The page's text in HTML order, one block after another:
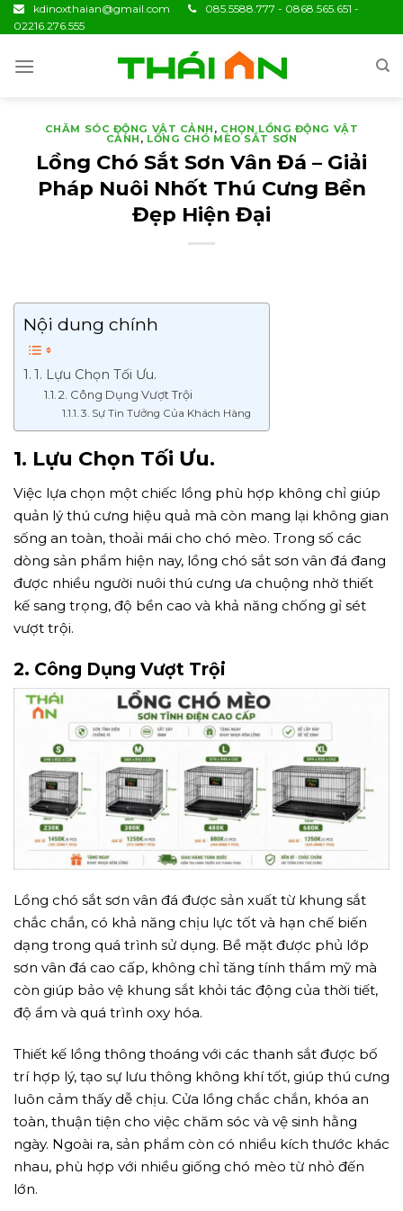
Skip
to
kdinoxthaian@gmail.com
085.5588.777 - 0868.565.651 -
02216.276.555
CHĂM SÓC ĐỘNG VẬT CẢNH , CHỌN LỒNG ĐỘNG VẬT
CẢNH , LỒNG CHÓ MÈO SẮT SƠN
Lồng Chó Sắt Sơn Vân Đá – Giải
Pháp Nuôi Nhốt Thú Cưng Bền
Đẹp Hiện Đại
Nội dung chính
1. Lựu Chọn Tối Ưu.
2. Công Dụng Vượt Trội
3. Sự Tin Tưởng Của Khách Hàng
1. Lựu Chọn Tối Ưu.
Việc lựa chọn một chiếc lồng phù hợp không chỉ giúp
quản lý thú cưng hiệu quả mà còn mang lại không gian
sống an toàn, thoải mái cho chó mèo. Trong số các
dòng sản phẩm hiện nay, lồng chó sắt sơn vân đá đang
được nhiều người nuôi thú cưng ưa chuộng nhờ thiết
kế sang trọng, độ bền cao và khả năng chống gỉ sét
vượt trội.
2. Công Dụng Vượt Trội
Lồng chó sắt sơn vân đá được sản xuất từ khung sắt
chắc chắn, có khả năng chịu lực tốt và hạn chế biến
dạng trong quá trình sử dụng. Bề mặt được phủ lớp
sơn vân đá cao cấp, không chỉ tăng tính thẩm mỹ mà
còn giúp bảo vệ khung sắt khỏi tác động của thời tiết,
độ ẩm và quá trình oxy hóa.
Thiết kế lồng thông thoáng với các thanh sắt được bố
trí hợp lý, tạo sự lưu thông không khí tốt, giúp thú cưng
luôn cảm thấy dễ chịu. Cửa lồng chắc chắn, khóa an
toàn, thuận tiện cho việc chăm sóc và vệ sinh hằng
ngày. Ngoài ra, sản phẩm còn có nhiều kích thước khác
nhau, phù hợp với nhiều giống chó mèo từ nhỏ đến
lớn.